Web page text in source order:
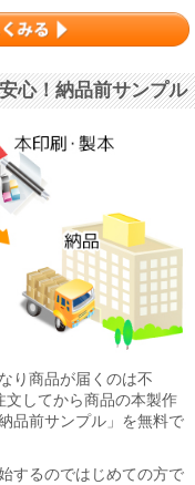
心！納品前サンプル
り商品が届くのは不
してから商品の本製作
品前サンプル」を無料で
するのではじめての方で